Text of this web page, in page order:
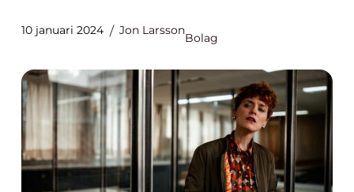
10 januari 2024 Jon Larsson
Bolag